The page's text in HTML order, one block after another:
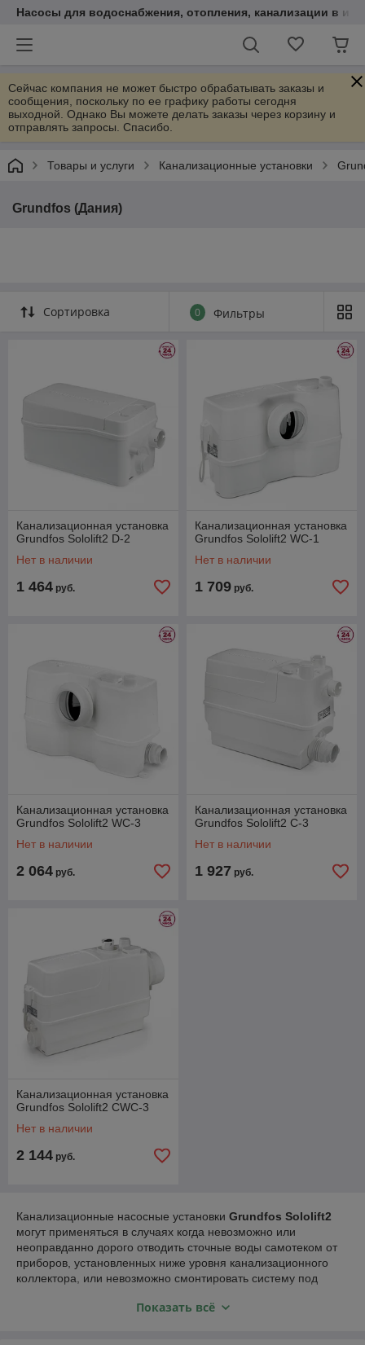
Насосы для водоснабжения, отопления, канализации в
Сейчас компания не может быстро обрабатывать заказы и
сообщения, поскольку по ее графику работы сегодня
выходной. Однако Вы можете делать заказы через корзину и
отправлять запросы. Спасибо.
Товары и услуги Канализационные установки
Grundfos (Дания)
Сортировка 0 Фильтры
Канализационная установка
Grundfos Sololift2 D-2
Нет в наличии
1 464 руб.
Канализационная установка
Grundfos Sololift2 WC-1
Нет в наличии
1 709 руб.
Канализационная установка
Grundfos Sololift2 WC-3
Нет в наличии
2 064 руб.
Канализационная установка
Grundfos Sololift2 C-3
Нет в наличии
1 927 руб.
Канализационная установка
Grundfos Sololift2 СWC-3
Нет в наличии
2 144 руб.
Канализационные насосные установки Grundfos Sololift2
могут применяться в случаях когда невозможно или
неоправданно дорого отводить сточные воды самотеком от
приборов, установленных ниже уровня канализационного
коллектора, или невозможно смонтировать систему под
существующих санузлов.Показать всё